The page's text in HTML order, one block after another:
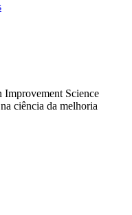
ciência da melhoria